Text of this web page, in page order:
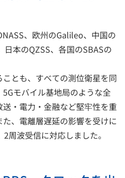
、欧州のGalileo、中国の
本のQZSS、各国のSBASの
とも、すべての測位衛星を同
モバイル基地局のような全
・電力・金融など堅牢性を重
、電離層遅延の影響を受けに
周波受信に対応しました。